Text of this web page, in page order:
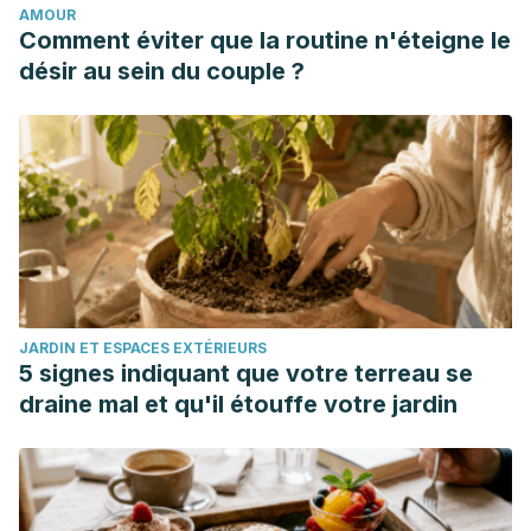
Diciembre 2017. 10(8):1275-1296.
Osilla E, Sharma S. Calories.
. Enero
Pérez Martínez P et al. Lifestyle recommendations for the
prevention and management of metabolic syndrome: an
international panel recommendation. Nutrition Reviews.
Mayo 2017. 75(5):307-326.
Poti J.M et al. Ultra-processed Food Intake and Obesity:
What Really Matters for Health – Processing or Nutrient
Content?.Current Obesity Reports. Diciembre
2017.6(4):420-431.
Prinz Ph. The role of dietary sugars in health: molecular
composition or just calories?.
European Journal of Clinical
Nutrition
. Febrero 2019. 73(9):1216-1223.
Srour B, et al. Ultra-processed food intake and risk of
cardiovascular disease: prospective cohort study
AMOUR
Comment éviter que la routine n'éteigne le
désir au sein du couple ?
JARDIN ET ESPACES EXTÉRIEURS
5 signes indiquant que votre terreau se
draine mal et qu'il étouffe votre jardin